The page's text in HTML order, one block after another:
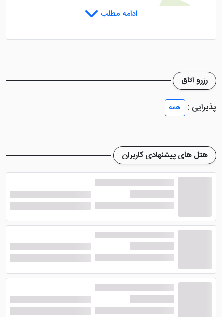
اتاق های هتل ایسمیرا ازمیر
زمان اقامت، آرامشی وصف نشدنی داشته باشند. کف تمامی
نگرانی از آسیب رسیدن به پوست کودک خود نداشته باشند.
اتاق های هتل ایسمیرا ازمیر
استاندارد تقسیم می وشند که هر یک از آن ها متراژی
مختلف دارند. در کلیه اتاق های این هتل امکانات رفاهی
مشابهی وجود دارد که در سوئیت ویژه همراه سونا امکاناتی
مجلل تر در اختیار میهمانان قرار خواهد گرفت.
اتاق یک نفره استاندارد : 18 تا 22 متر مربع متراژ اتاق، مینی
بار، اینترنت، چای ساز و قهوه ساز، تلویزیون صفحه تخت،
وان در حمام و گاو صندوق
اتاق استاندارد 2 نفره : 18 تا 22 متر مربع متراژ اتاق، مینی
ادامه مطلب
رزرو اتاق
پذیرایی :
همه
هتل های پیشنهادی کاربران